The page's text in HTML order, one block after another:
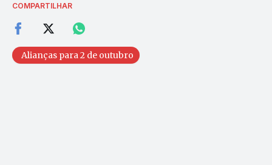
COMPARTILHAR
Alianças para 2 de outubro